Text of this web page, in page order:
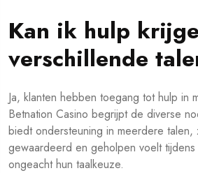
Kan ik hulp
verschillende
Ja, klanten hebben toegang tot hulp in
Betnation Casino begrijpt de diverse
biedt ondersteuning in meerdere talen,
gewaardeerd en geholpen voelt
ongeacht hun taalkeuze.